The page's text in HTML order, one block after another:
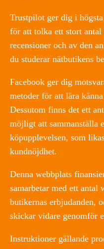
Trustpilot ger dig i
för att tolka ett stort
recensioner och av den
du studerar nätbutikens
Facebook ger dig
metoder för att lära
Dessutom finns det ett
möjligt att sammanställa
köpupplevelsen, som
kundnöjdhet.
Denna webbplats
samarbetar med ett antal
butikernas erbjudanden,
skickar vidare genomför
Instruktioner gällande